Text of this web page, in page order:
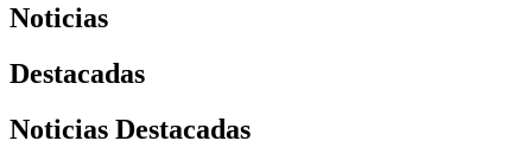
Noticias
Destacadas
Noticias Destacadas